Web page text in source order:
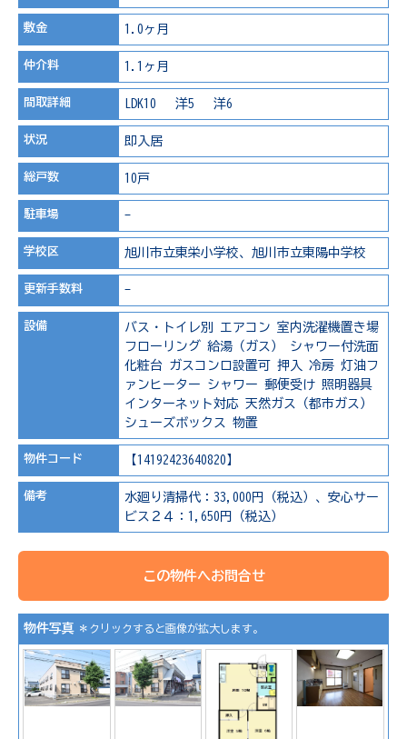
敷金 1.0ヶ月
仲介料 1.1ヶ月
間取詳細 LDK10 洋5 洋6
状況 即入居
総戸数 10戸
駐車場 -
学校区 旭川市立東栄小学校、旭川市立東陽中学校
更新手数料 -
設備 バス・トイレ別 エアコン 室内洗濯機置き場
フローリング
給湯（ガス）
シャワー付洗面
化粧台 ガスコンロ設置可 押入 冷房 灯油フ
ァンヒーター
シャワー 郵便受け 照明器具
インターネット対応 天然ガス（都市ガス）
シューズボックス
物置
物件コード 【14192423640820】
備考
水廻り清掃代：33,000円（税込）、安心サー
ビス２４：1,650円（税込）
この物件へお問合せ
物件写真 ＊クリックすると画像が拡大します。